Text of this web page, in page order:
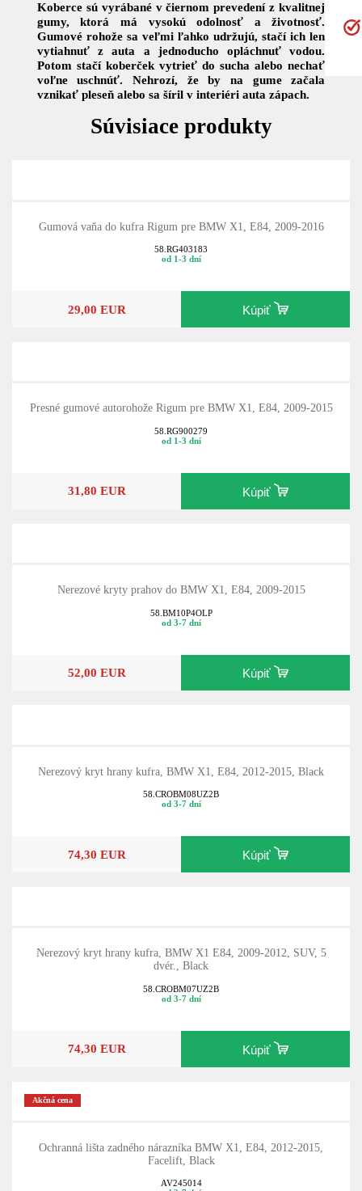
Koberce sú vyrábané v čiernom prevedení z kvalitnej
gumy, ktorá má vysokú odolnosť a životnosť.
Gumové rohože sa veľmi ľahko udržujú, stačí ich len
vytiahnuť z auta a jednoducho opláchnuť vodou.
Potom stačí koberček vytrieť do sucha alebo nechať
voľne uschnúť. Nehrozí, že by na gume začala
vznikať pleseň alebo sa šíril v interiéri auta zápach.
Súvisiace produkty
Gumová vaňa do kufra Rigum pre BMW X1, E84, 2009-2016
58.RG403183
od 1-3 dní
29,00 EUR Kúpiť
Presné gumové autorohože Rigum pre BMW X1, E84, 2009-2015
58.RG900279
od 1-3 dní
31,80 EUR Kúpiť
Nerezové kryty prahov do BMW X1, E84, 2009-2015
58.BM10P4OLP
od 3-7 dní
52,00 EUR Kúpiť
Nerezový kryt hrany kufra, BMW X1, E84, 2012-2015, Black
58.CROBM08UZ2B
od 3-7 dní
74,30 EUR Kúpiť
Nerezový kryt hrany kufra, BMW X1 E84, 2009-2012, SUV, 5
dvér., Black
58.CROBM07UZ2B
od 3-7 dní
74,30 EUR Kúpiť
Akčná cena
Ochranná lišta zadného nárazníka BMW X1, E84, 2012-2015,
Facelift, Black
AV245014